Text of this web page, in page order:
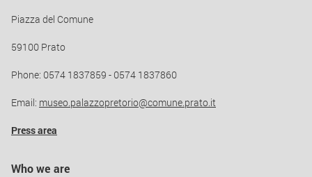
Piazza del Comune
59100 Prato
Phone: 0574 1837859 - 0574 1837860
Email: museo.palazzopretorio@comune.prato.it
Press area
Who we are